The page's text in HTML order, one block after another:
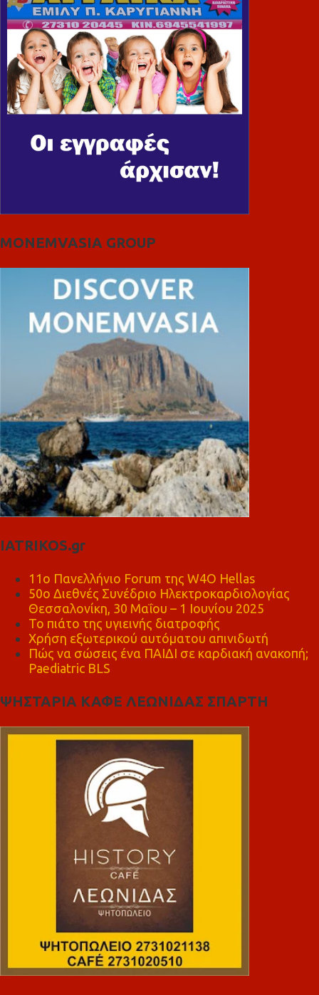
MONEMVASIA GROUP
IATRIKOS.gr
11ο Πανελλήνιο Forum της W4O Hellas
50ο Διεθνές Συνέδριο Ηλεκτροκαρδιολογίας
Θεσσαλονίκη, 30 Μαΐου – 1 Ιουνίου 2025
Το πιάτο της υγιεινής διατροφής
Χρήση εξωτερικού αυτόματου απινιδωτή
Πώς να σώσεις ένα ΠΑΙΔΙ σε καρδιακή ανακοπή;
Paediatric BLS
ΨΗΣΤΑΡΙΑ ΚΑΦΕ ΛΕΩΝΙΔΑΣ ΣΠΑΡΤΗ